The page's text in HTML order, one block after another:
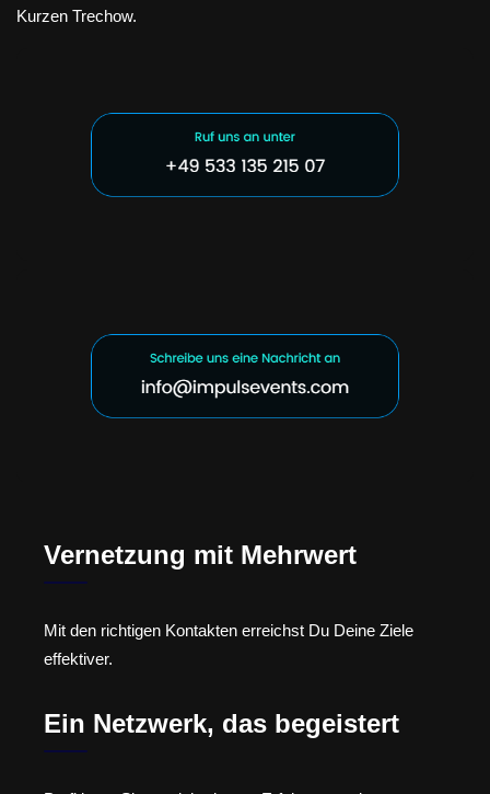
Kurzen Trechow.
Vernetzung mit Mehrwert
Mit den richtigen Kontakten erreichst Du Deine Ziele
effektiver.
Ein Netzwerk, das begeistert